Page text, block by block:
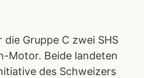
Gruppe C zwei SHS
Motor. Beide landeten
des Schweizers